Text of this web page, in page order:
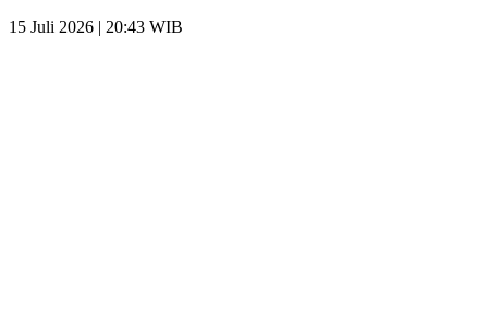
15 Juli 2026 | 20:43 WIB